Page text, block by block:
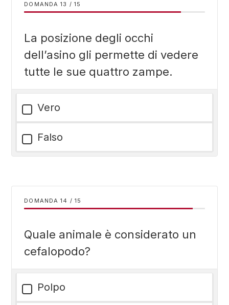
DOMANDA / 15
La posizione degli occhi
dell’asino gli permette di vedere
tutte le sue quattro zampe.
Vero
Falso
DOMANDA / 15
Quale animale è considerato un
cefalopodo?
Polpo